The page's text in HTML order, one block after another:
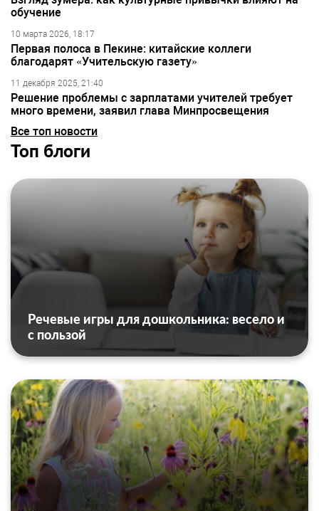
обучение
10 марта 2026, 18:17
Первая полоса в Пекине: китайские коллеги
благодарят «Учительскую газету»
11 декабря 2025, 21:40
Решение проблемы с зарплатами учителей требует
много времени, заявил глава Минпросвещения
Все топ новости
Топ блоги
Речевые игры для дошкольника: весело и
с пользой